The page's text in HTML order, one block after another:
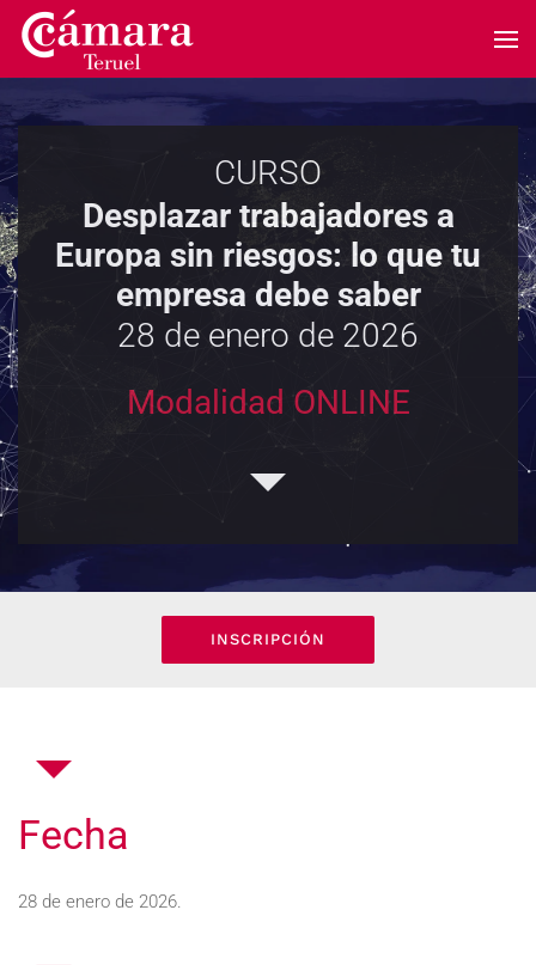
Skip to main content
CURSO
Desplazar trabajadores a
Europa sin riesgos: lo que tu
empresa debe saber
28 de enero de 2026
Modalidad ONLINE
INSCRIPCIÓN
Fecha
28 de enero de 2026.